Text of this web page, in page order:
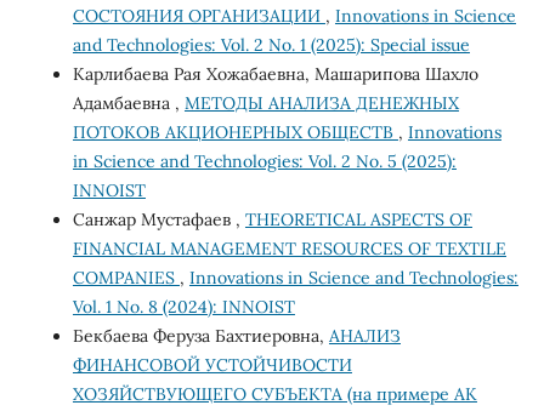
СОСТОЯНИЯ ОРГАНИЗАЦИИ , Innovations in Science
and Technologies: Vol. 2 No. 1 (2025): Special issue
Карлибаева Рая Хожабаевна, Машарипова Шахло
Адамбаевна , МЕТОДЫ АНАЛИЗА ДЕНЕЖНЫХ
ПОТОКОВ АКЦИОНЕРНЫХ ОБЩЕСТВ , Innovations
in Science and Technologies: Vol. 2 No. 5 (2025):
INNOIST
Санжар Мустафаев , THEORETICAL ASPECTS OF
FINANCIAL MANAGEMENT RESOURCES OF TEXTILE
COMPANIES , Innovations in Science and Technologies:
Vol. 1 No. 8 (2024): INNOIST
Бекбаева Феруза Бахтиеровна, АНАЛИЗ
ФИНАНСОВОЙ УСТОЙЧИВОСТИ
ХОЗЯЙСТВУЮЩЕГО СУБЪЕКТА (на примере АК